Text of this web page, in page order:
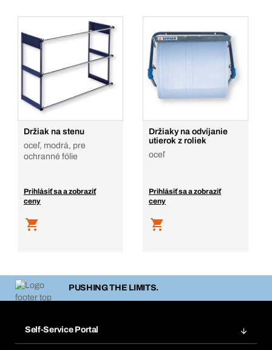
Držiak na stenu
oceľ, modrá, pre
ochranné fólie
Prihlásiť sa a zobraziť
ceny
Držiaky na odvíjanie
utierok z roliek
oceľ
Prihlásiť sa a zobraziť
ceny
PUSHING THE LIMITS.
Self-Service Portal